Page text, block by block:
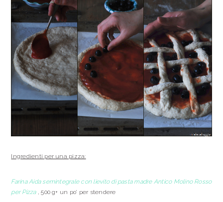
Ingredienti per una pizza:
Farina Aida semintegrale con lievito di pasta madre Antico Molino Rosso
per Pizza
, 500 g+ un po’ per stendere